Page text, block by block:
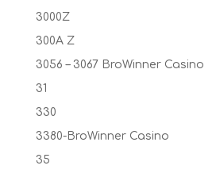
3000Z
300A Z
3056 – 3067 BroWinner Casino
31
330
3380-BroWinner Casino
35